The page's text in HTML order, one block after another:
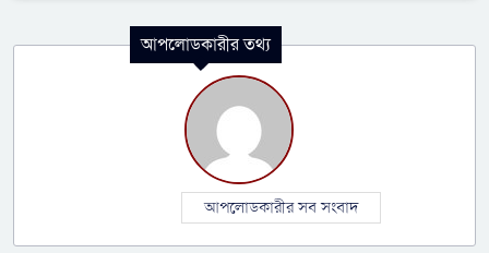
আপলোডকারীর তথ্য
আপলোডকারীর সব সংবাদ